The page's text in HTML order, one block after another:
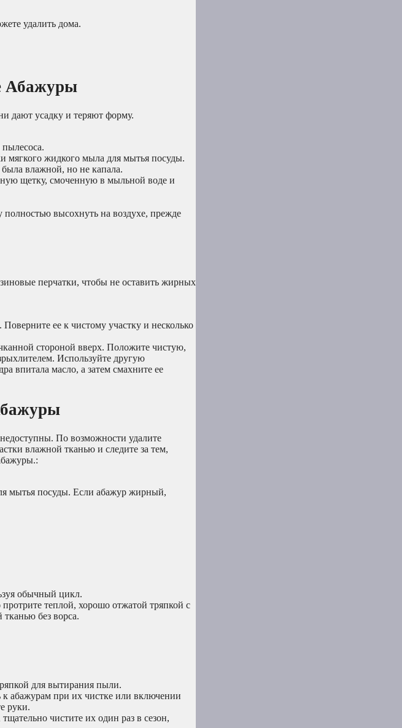
удалить дома.
Абажуры
дают усадку и теряют форму.
мягкого жидкого мыла для мытья посуды.
влажной, но не капала.
щетку, смоченную в мыльной воде и
полностью высохнуть на воздухе, прежде
перчатки, чтобы не оставить жирных
ее к чистому участку и несколько
стороной вверх. Положите чистую,
Используйте другую
впитала масло, а затем смахните ее
По возможности удалите
влажной тканью и следите за тем,
мытья посуды. Если абажур жирный,
обычный цикл.
теплой, хорошо отжатой тряпкой с
без ворса.
для вытирания пыли.
к абажурам при их чистке или включении
руки.
чистите их один раз в сезон,